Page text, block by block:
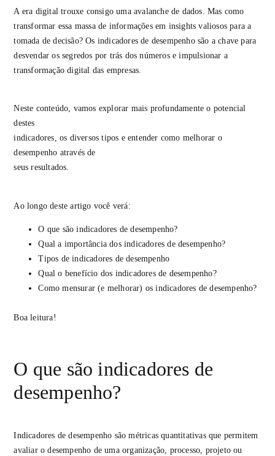
A era digital trouxe consigo uma avalanche de dados. Mas como
transformar essa massa de informações em insights valiosos para a
tomada de decisão? Os indicadores de desempenho são a chave para
desvendar os segredos por trás dos números e impulsionar a
transformação digital das empresas.
Neste conteúdo, vamos explorar mais profundamente o potencial
destes
indicadores, os diversos tipos e entender como melhorar o
desempenho através de
seus resultados.
Ao longo deste artigo você verá:
O que são indicadores de desempenho?
Qual a importância dos indicadores de desempenho?
Tipos de indicadores de desempenho
Qual o benefício dos indicadores de desempenho?
Como mensurar (e melhorar) os indicadores de desempenho?
Boa leitura!
O que são indicadores de
desempenho?
Indicadores de desempenho são métricas quantitativas que permitem
avaliar o desempenho de uma organização, processo, projeto ou